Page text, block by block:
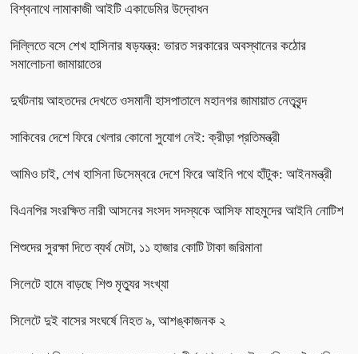
বিশ্বনাথে লামাকাজী আইটি একাডেমির উদ্বোধন
দিল্লিতে বসে শেখ হাসিনার ষড়যন্ত্র: ভারত সরকারের অবস্থানের কঠোর
সমালোচনা জামায়াতের
দুর্ঘটনায় আহতদের দেখতে ওসমানী হাসপাতালে মহানগর জামায়াত নেতৃবৃন্দ
সাকিবের দেশে ফিরে খেলার কোনো সুযোগ নেই: ক্রীড়া প্রতিমন্ত্রী
আমিও চাই, শেখ হাসিনা ডিসেম্বরে দেশে ফিরে আইনি পথে হাঁটুক: আইনমন্ত্রী
বিএনপির সংরক্ষিত নারী আসনের সংসদ সদস্যকে আসিফ মাহমুদের আইনি নোটিশ
শিশুদের সুরক্ষা দিতে ব্যর্থ মেটা, ১১ হাজার কোটি টাকা জরিমানা
সিলেটে হামে বাড়ছে শিশু মৃত্যুর সংখ্যা
সিলেটে দুই বাসের সংঘর্ষে নিহত ৯, আশঙ্কাজনক ২